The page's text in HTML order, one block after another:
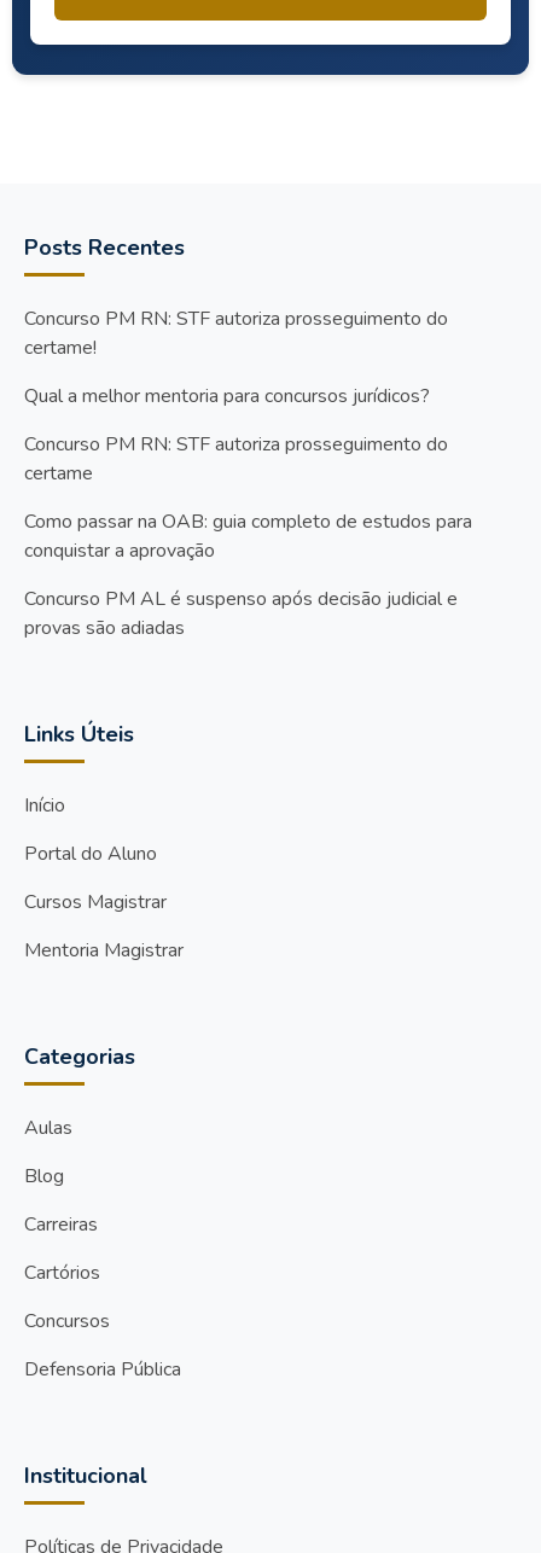
Posts Recentes
Concurso PM RN: STF autoriza prosseguimento do
certame!
Qual a melhor mentoria para concursos jurídicos?
Concurso PM RN: STF autoriza prosseguimento do
certame
Como passar na OAB: guia completo de estudos para
conquistar a aprovação
Concurso PM AL é suspenso após decisão judicial e
provas são adiadas
Links Úteis
Início
Portal do Aluno
Cursos Magistrar
Mentoria Magistrar
Categorias
Aulas
Blog
Carreiras
Cartórios
Concursos
Defensoria Pública
Institucional
Políticas de Privacidade